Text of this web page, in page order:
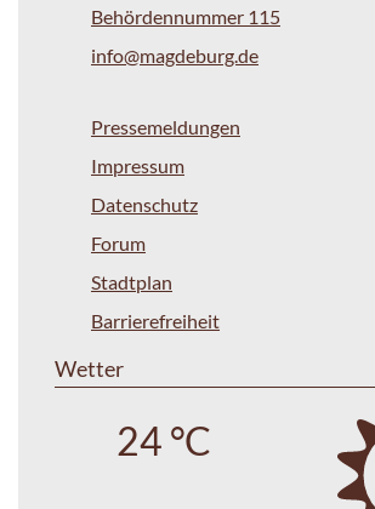
Behördennummer 115
info@magdeburg.de
Pressemeldungen
Impressum
Datenschutz
Forum
Stadtplan
Barrierefreiheit
Wetter
24 °C